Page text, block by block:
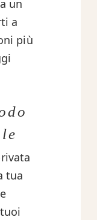
un
a
più
tua